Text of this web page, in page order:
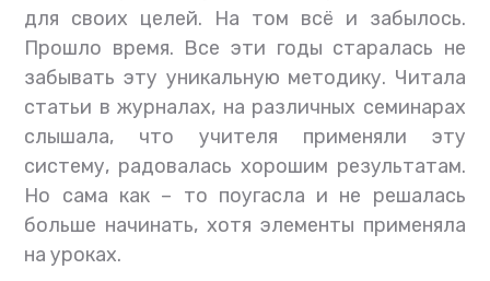
для своих целей. На том всё и забылось.
Прошло время. Все эти годы старалась не
забывать эту уникальную методику. Читала
статьи в журналах, на различных семинарах
слышала, что учителя применяли эту
систему, радовалась хорошим результатам.
Но сама как – то поугасла и не решалась
больше начинать, хотя элементы применяла
на уроках.